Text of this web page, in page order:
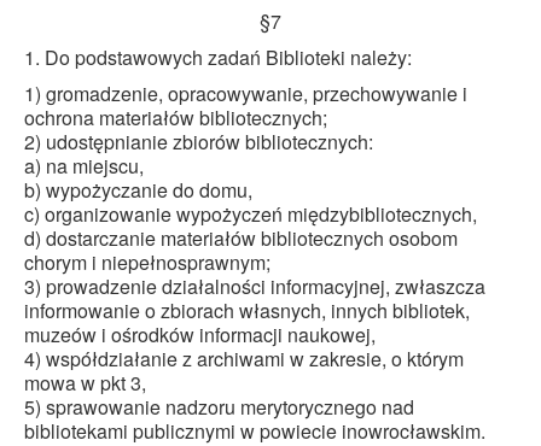
§7
1. Do podstawowych zadań Biblioteki należy:
1) gromadzenie, opracowywanie, przechowywanie i
ochrona materiałów bibliotecznych;
2) udostępnianie zbiorów bibliotecznych:
a) na miejscu,
b) wypożyczanie do domu,
c) organizowanie wypożyczeń międzybibliotecznych,
d) dostarczanie materiałów bibliotecznych osobom
chorym i niepełnosprawnym;
3) prowadzenie działalności informacyjnej, zwłaszcza
informowanie o zbiorach własnych, innych bibliotek,
muzeów i ośrodków informacji naukowej,
4) współdziałanie z archiwami w zakresie, o którym
mowa w pkt 3,
5) sprawowanie nadzoru merytorycznego nad
bibliotekami publicznymi w powiecie inowrocławskim.